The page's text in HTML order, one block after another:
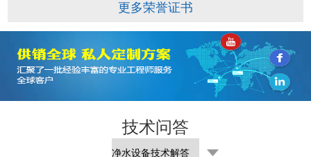
更多荣誉证书
技术问答